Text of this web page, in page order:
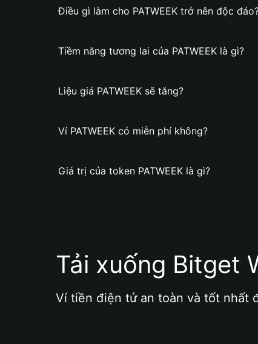
Điều gì làm cho PATWEEK trở nên độc
Tiềm năng tương lai của PATWEEK là gì?
Liệu giá PATWEEK sẽ tăng?
Ví PATWEEK có miễn phí không?
Giá trị của token PATWEEK là gì?
Tải xuống Bitget
Ví tiền điện tử an toàn và tốt nhất